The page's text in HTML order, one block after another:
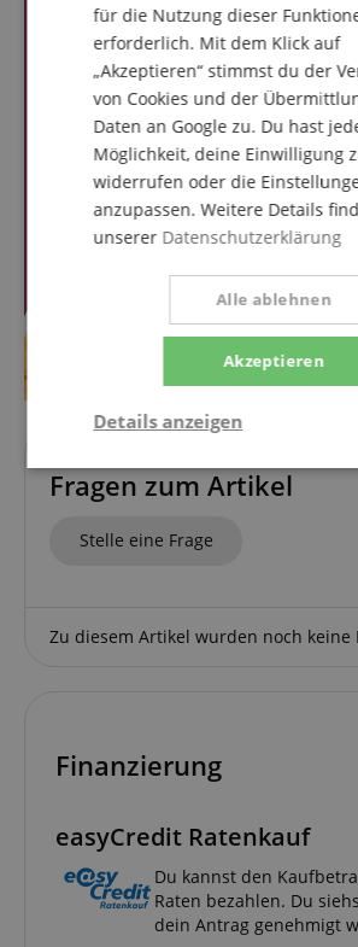
Fragen zum Artikel
Stelle eine Frage
Zu diesem Artikel wurden noch keine
Finanzierung
easyCredit Ratenkauf
Du kannst den
Raten bezahlen. Du
dein Antrag genehmigt
für die Nutzung dieser
erforderlich. Mit dem Klick auf
„Akzeptieren“ stimmst du der
von Cookies und der
Daten an Google zu. Du hast
Möglichkeit, deine Einwilligung
widerrufen oder die
anzupassen. Weitere Details
unserer Datenschutzerklärung
Akzeptieren
Alle ablehnen
Details anzeigen
Notwendig Statistik
werden gebraucht, um die technische
der Website zu gewährleisten, dir
Einkaufs-Funktionen bereitzustellen,
bei uns sicher zu machen und um Betrug
verhindern. Immer eingeschaltet.